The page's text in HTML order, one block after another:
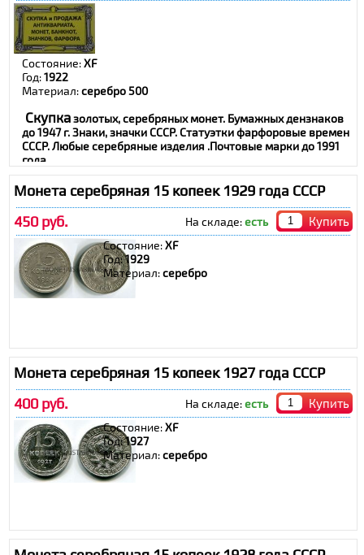
Состояние:XF
Год:1922
Материал:серебро 500
Скупказолотых, серебряных монет. Бумажных дензнаков
до 1947 г. Знаки, значки СССР. Статуэтки фарфоровые времен
СССР. Любые серебряные изделия .Почтовые марки до 1991
гола.
Подробную информацию по тел.7 (916) 324-66-03
Монета серебряная 15 копеек 1929 года СССР
450 руб.
На складе:есть Купить
Состояние:XF
Год:1929
Материал:серебро
Монета серебряная 15 копеек 1927 года СССР
400 руб.
На складе:есть Купить
Состояние:XF
Год:1927
Материал:серебро